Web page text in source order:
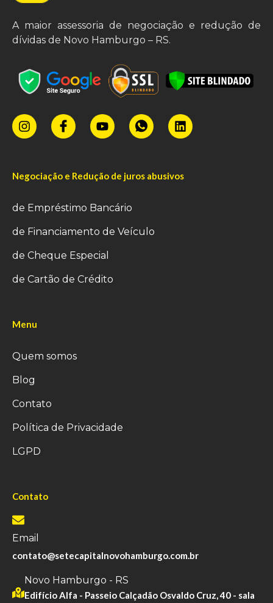
A maior assessoria de negociação e redução de
dívidas de Novo Hamburgo – RS.
Negociação e Redução de juros abusivos
de Empréstimo Bancário
de Financiamento de Veículo
de Cheque Especial
de Cartão de Crédito
Menu
Quem somos
Blog
Contato
Política de Privacidade
LGPD
Contato
Email
contato@setecapitalnovohamburgo.com.br
Novo Hamburgo - RS
Edifício Alfa - Passeio Calçadão Osvaldo Cruz, 40 - sala